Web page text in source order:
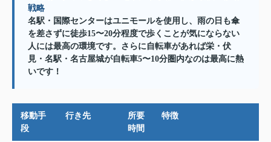
戦略
名駅・国際センターはユニモールを使用し、雨の日も傘
を差さずに徒歩15〜20分程度で歩くことが気にならない
人には最高の環境です。さらに自転車があれば栄・伏
見・名駅・名古屋城が自転車5〜10分圏内なのは最高に熱
いです！
移動手
段
行き先
所要
時間
特徴